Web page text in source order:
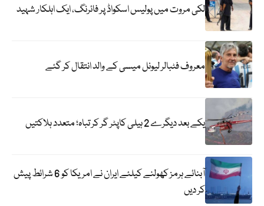
لکی مروت میں پولیس اسکواڈ پر فائرنگ، ایک اہلکار شہید
معروف فٹبالر لیونل میسی کے والد انتقال کر گئے
یکے بعد دیگرے 2 ہیلی کاپٹر گر کر تباہ؛ متعدد ہلاکتیں
آبنائے ہرمز کھولنے کیلئے ایران نے امریکا کو 6 شرائط پیش
کر دیں